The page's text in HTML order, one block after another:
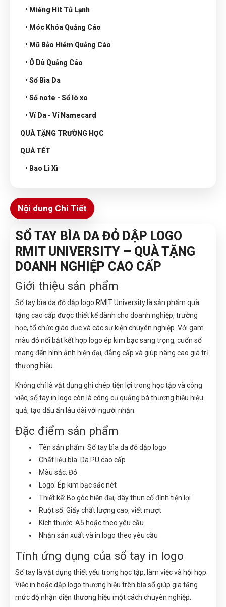
• Miếng Hít Tủ Lạnh
• Móc Khóa Quảng Cáo
• Mũ Bảo Hiểm Quảng Cáo
• Ô Dù Quảng Cáo
• Sổ Bìa Da
• Sổ note - Sổ lò xo
• Ví Da - Ví Namecard
QUÀ TẶNG TRƯỜNG HỌC
QUÀ TẾT
• Bao Lì Xì
Nội dung Chi Tiết
SỔ TAY BÌA DA ĐỎ DẬP LOGO
RMIT UNIVERSITY – QUÀ TẶNG
DOANH NGHIỆP CAO CẤP
Giới thiệu sản phẩm
Sổ tay bìa da đỏ dập logo RMIT University là sản phẩm quà
tặng cao cấp được thiết kế dành cho doanh nghiệp, trường
học, tổ chức giáo dục và các sự kiện chuyên nghiệp. Với gam
màu đỏ nổi bật kết hợp logo ép kim bạc sang trọng, cuốn sổ
mang đến hình ảnh hiện đại, đẳng cấp và giúp nâng cao giá trị
thương hiệu.
Không chỉ là vật dụng ghi chép tiện lợi trong học tập và công
việc, sổ tay in logo còn là công cụ quảng bá thương hiệu hiệu
quả, tạo dấu ấn lâu dài với người nhận.
Đặc điểm sản phẩm
Tên sản phẩm: Sổ tay bìa da đỏ dập logo
Chất liệu bìa: Da PU cao cấp
Màu sắc: Đỏ
Logo: Ép kim bạc sắc nét
Thiết kế: Bo góc hiện đại, dây thun cố định tiện lợi
Ruột sổ: Giấy chất lượng cao, viết mượt
Kích thước: A5 hoặc theo yêu cầu
Nhận sản xuất và in logo theo yêu cầu
Tính ứng dụng của sổ tay in logo
Sổ tay là vật dụng thiết yếu trong học tập, làm việc và hội họp.
Việc in hoặc dập logo thương hiệu trên bìa sổ giúp gia tăng
mức độ nhận diện thương hiệu một cách chuyên nghiệp.